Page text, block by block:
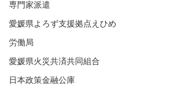
専門家派遣
愛媛県よろず支援拠点えひめ
労働局
愛媛県火災共済共同組合
日本政策金融公庫